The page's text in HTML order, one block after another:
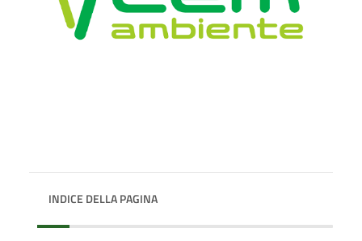
INDICE DELLA PAGINA